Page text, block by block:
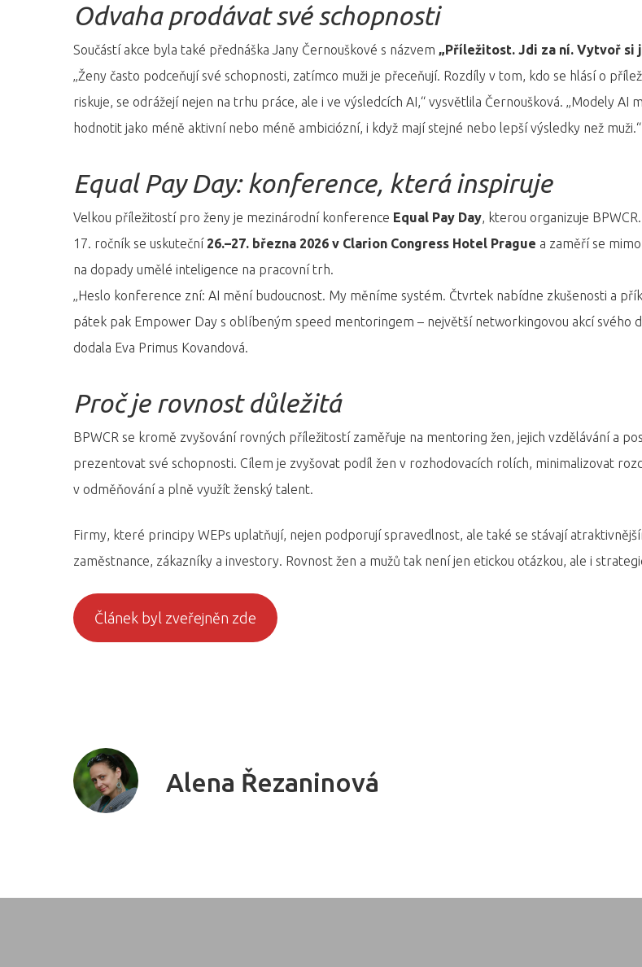
Odvaha prodávat své schopnosti
Součástí akce byla také přednáška Jany Černouškové s názvem „Příležitost. Jdi za ní. Vytvoř si
„Ženy často podceňují své schopnosti, zatímco muži je přeceňují. Rozdíly v tom, kdo se hlásí o
riskuje, se odrážejí nejen na trhu práce, ale i ve výsledcích AI,“ vysvětlila Černoušková. „Modely AI
hodnotit jako méně aktivní nebo méně ambiciózní, i když mají stejné nebo lepší výsledky než muži.“
Equal Pay Day: konference, která inspiruje
Velkou příležitostí pro ženy je mezinárodní konference Equal Pay Day, kterou organizuje
17. ročník se uskuteční 26.–27. března 2026 v Clarion Congress Hotel Prague a zaměří se
na dopady umělé inteligence na pracovní trh.
„Heslo konference zní: AI mění budoucnost. My měníme systém. Čtvrtek nabídne zkušenosti a
pátek pak Empower Day s oblíbeným speed mentoringem – největší networkingovou akcí svého
dodala Eva Primus Kovandová.
Proč je rovnost důležitá
BPWCR se kromě zvyšování rovných příležitostí zaměřuje na mentoring žen, jejich vzdělávání a
prezentovat své schopnosti. Cílem je zvyšovat podíl žen v rozhodovacích rolích, minimalizovat
v odměňování a plně využít ženský talent.
Firmy, které principy WEPs uplatňují, nejen podporují spravedlnost, ale také se stávají
zaměstnance, zákazníky a investory. Rovnost žen a mužů tak není jen etickou otázkou, ale i
Článek byl zveřejněn zde
Alena Řezaninová